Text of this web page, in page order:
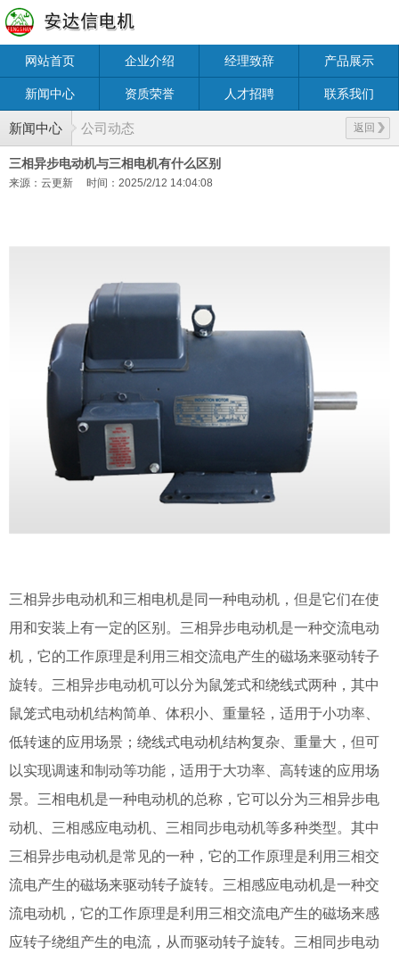
网站首页 企业介绍 经理致辞 产品展示
新闻中心 资质荣誉 人才招聘 联系我们
新闻中心 返回
公司动态
三相异步电动机与三相电机有什么区别
来源：云更新 时间：2025/2/12 14:04:08
三相异步电动机和三相电机是同一种电动机，但是它们在使
用和安装上有一定的区别。三相异步电动机是一种交流电动
机，它的工作原理是利用三相交流电产生的磁场来驱动转子
旋转。三相异步电动机可以分为鼠笼式和绕线式两种，其中
鼠笼式电动机结构简单、体积小、重量轻，适用于小功率、
低转速的应用场景；绕线式电动机结构复杂、重量大，但可
以实现调速和制动等功能，适用于大功率、高转速的应用场
景。三相电机是一种电动机的总称，它可以分为三相异步电
动机、三相感应电动机、三相同步电动机等多种类型。其中
三相异步电动机是常见的一种，它的工作原理是利用三相交
流电产生的磁场来驱动转子旋转。三相感应电动机是一种交
流电动机，它的工作原理是利用三相交流电产生的磁场来感
应转子绕组产生的电流，从而驱动转子旋转。三相同步电动